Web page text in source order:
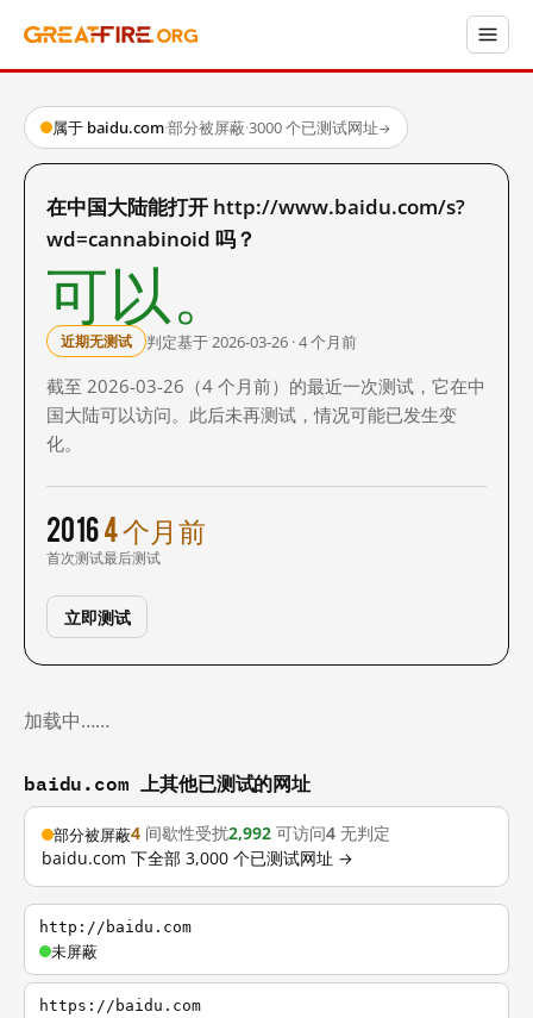
属于 baidu.com·部分被屏蔽·3000 个已测试网址→
在中国大陆能打开 http://www.baidu.com/s?
wd=cannabinoid 吗？
可以。
近期无测试 判定基于 2026-03-26 · 4 个月前
截至 2026-03-26（4 个月前）的最近一次测试，它在中
国大陆可以访问。此后未再测试，情况可能已发生变
化。
2016
首次测试
4 个月前
最后测试
立即测试
加载中……
baidu.com 上其他已测试的网址
部分被屏蔽4 间歇性受扰2,992 可访问4 无判定
baidu.com 下全部 3,000 个已测试网址 →
http://baidu.com
未屏蔽
https://baidu.com